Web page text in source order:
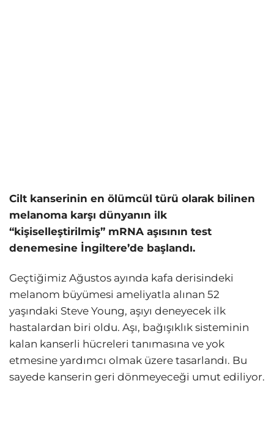
Cilt kanserinin en ölümcül türü olarak bilinen
melanoma karşı dünyanın ilk
“kişiselleştirilmiş” mRNA aşısının test
denemesine İngiltere’de başlandı.
Geçtiğimiz Ağustos ayında kafa derisindeki
melanom büyümesi ameliyatla alınan 52
yaşındaki Steve Young, aşıyı deneyecek ilk
hastalardan biri oldu. Aşı, bağışıklık sisteminin
kalan kanserli hücreleri tanımasına ve yok
etmesine yardımcı olmak üzere tasarlandı. Bu
sayede kanserin geri dönmeyeceği umut ediliyor.